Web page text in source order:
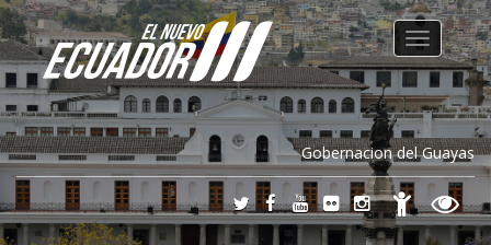
Gobernacion del Guayas
Toggle
navigation